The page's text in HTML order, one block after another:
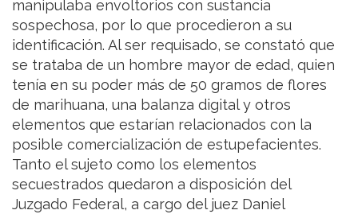
manipulaba envoltorios con sustancia
sospechosa, por lo que procedieron a su
identificación. Al ser requisado, se constató que
se trataba de un hombre mayor de edad, quien
tenía en su poder más de 50 gramos de flores
de marihuana, una balanza digital y otros
elementos que estarían relacionados con la
posible comercialización de estupefacientes.
Tanto el sujeto como los elementos
secuestrados quedaron a disposición del
Juzgado Federal, a cargo del juez Daniel